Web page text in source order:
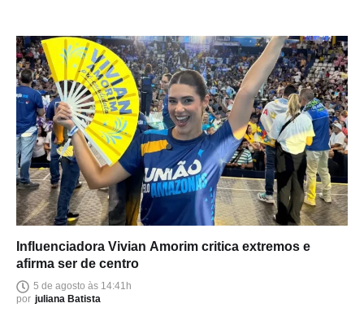
Influenciadora Vivian Amorim critica extremos e
afirma ser de centro
5 de agosto às 14:41h
por juliana Batista